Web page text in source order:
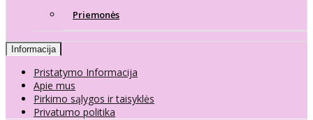
Priemonės
Informacija
Pristatymo Informacija
Apie mus
Pirkimo sąlygos ir taisyklės
Privatumo politika